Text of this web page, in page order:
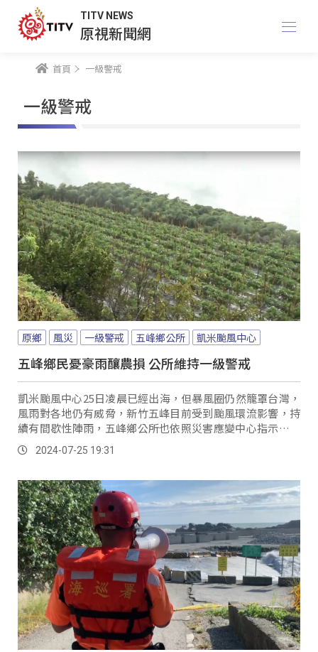
TITV NEWS
原視新聞網
首頁 一級警戒
一級警戒
原鄉 風災 一級警戒 五峰鄉公所 凱米颱風中心
五峰鄉民憂豪雨釀農損 公所維持一級警戒
凱米颱風中心25日凌晨已經出海，但暴風圈仍然籠罩台灣，
風雨對各地仍有威脅，新竹五峰目前受到颱風環流影響，持
續有間歇性陣雨，五峰鄉公所也依照災害應變中心指示，維
持一級警戒，持續待命。
2024-07-25 19:31